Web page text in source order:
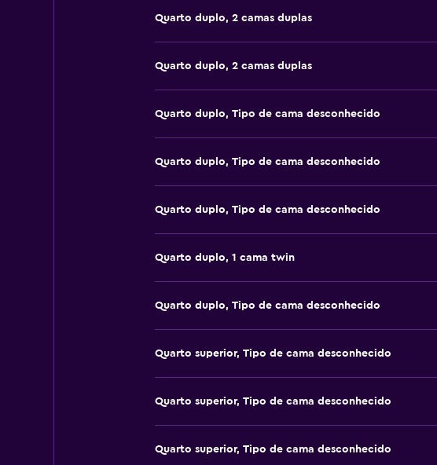
Quarto duplo, 2 camas duplas
Quarto duplo, 2 camas duplas
Quarto duplo, Tipo de cama desconhecido
Quarto duplo, Tipo de cama desconhecido
Quarto duplo, Tipo de cama desconhecido
Quarto duplo, 1 cama twin
Quarto duplo, Tipo de cama desconhecido
Quarto superior, Tipo de cama desconhecido
Quarto superior, Tipo de cama desconhecido
Quarto superior, Tipo de cama desconhecido